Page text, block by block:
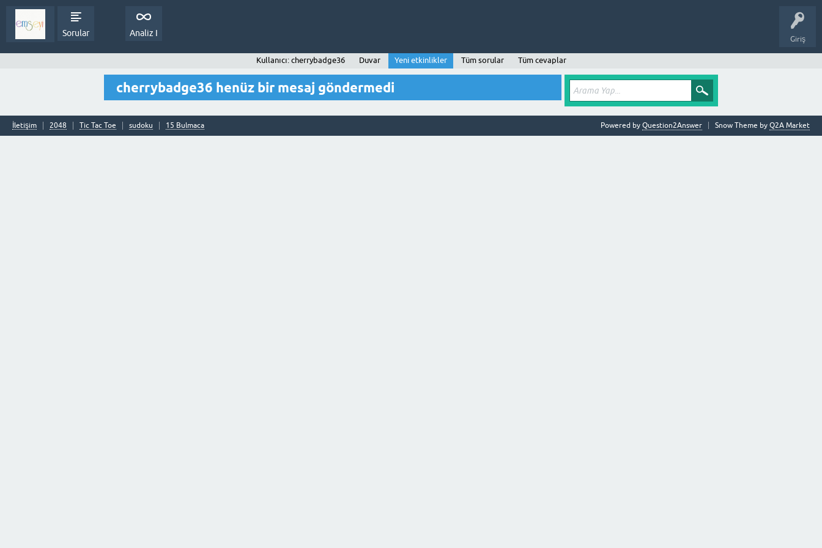
Giriş
Sorular Analiz I
Kullanıcı: cherrybadge36 Duvar Yeni etkinlikler Tüm sorular Tüm cevaplar
cherrybadge36 henüz bir mesaj göndermedi
İletişim 2048 Tic Tac Toe sudoku 15 Bulmaca Snow Theme by Q2A Market
Powered by Question2Answer